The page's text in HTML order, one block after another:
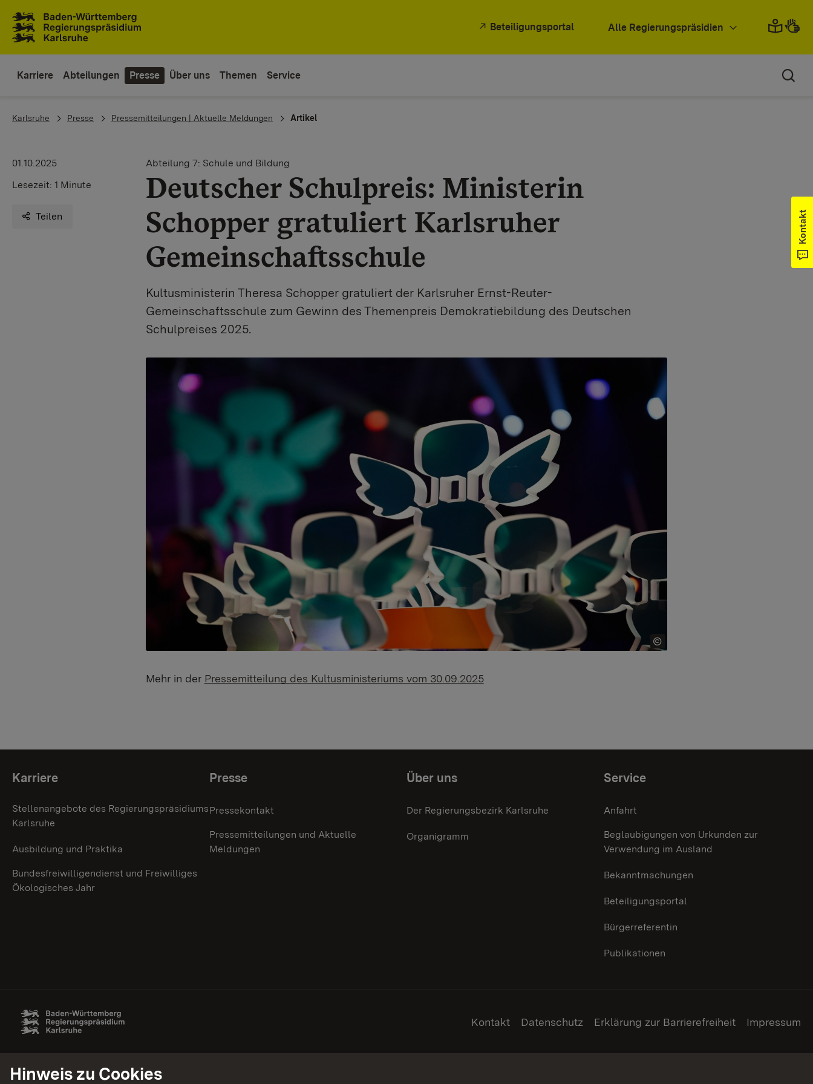
Beteiligungsportal Alle Regierungspräsidien
Karriere Abteilungen Presse Über uns Themen Service
You are here:
Karlsruhe Presse Pressemitteilungen | Aktuelle Meldungen Artikel
01.10.2025
Lesezeit: 1 Minute
Teilen
Abteilung 7: Schule und Bildung
Deutscher Schulpreis: Ministerin
Schopper gratuliert Karlsruher
Gemeinschaftsschule
Kultusministerin Theresa Schopper gratuliert der Karlsruher Ernst-Reuter-
Gemeinschaftsschule zum Gewinn des Themenpreis Demokratiebildung des Deutschen
Schulpreises 2025.
Mehr in der Pressemitteilung des Kultusministeriums vom 30.09.2025
Kontakt
Themenübersicht
Karriere
Stellenangebote des Regierungspräsidiums
Karlsruhe
Ausbildung und Praktika
Bundesfreiwilligendienst und Freiwilliges
Ökologisches Jahr
Presse
Pressekontakt
Pressemitteilungen und Aktuelle
Meldungen
Über uns
Der Regierungsbezirk Karlsruhe
Organigramm
Service
Anfahrt
Beglaubigungen von Urkunden zur
Verwendung im Ausland
Bekanntmachungen
Beteiligungsportal
Bürgerreferentin
Publikationen
Kontakt Datenschutz Erklärung zur Barrierefreiheit Impressum
Hinweis zu Cookies